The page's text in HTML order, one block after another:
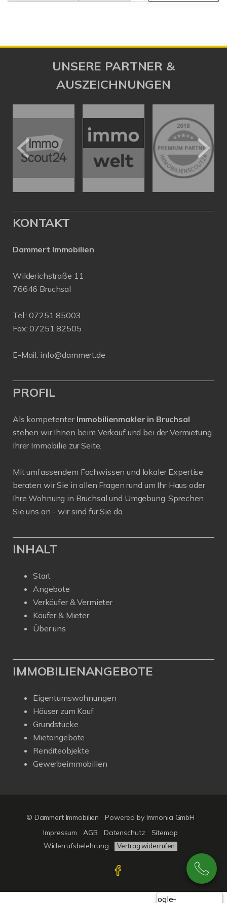
UNSERE PARTNER &
AUSZEICHNUNGEN
KONTAKT
Dammert Immobilien
Wilderichstraße 11
76646 Bruchsal
Tel.:07251 85003
Fax: 07251 82505
E-Mail: info@dammert.de
PROFIL
Als kompetenter Immobilienmakler in Bruchsal
stehen wir Ihnen beim Verkauf und bei der Vermietung
Ihrer Immobilie zur Seite.
Mit umfassendem Fachwissen und lokaler Expertise
beraten wir Sie in allen Fragen rund um Ihr Haus oder
Ihre Wohnung in Bruchsal und Umgebung. Sprechen
Sie uns an - wir sind für Sie da.
INHALT
Start
Angebote
Verkäufer & Vermieter
Käufer & Mieter
Über uns
IMMOBILIENANGEBOTE
Eigentumswohnungen
Häuser zum Kauf
Grundstücke
Mietangebote
Renditeobjekte
Gewerbeimmobilien
© Dammert Immobilien Powered by Immonia GmbH
Impressum
AGB Datenschutz
Sitemap
Widerrufsbelehrung
Vertrag widerrufen
Google-